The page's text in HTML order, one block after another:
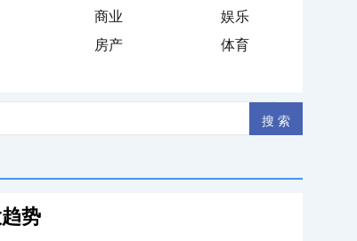
商业
娱乐
房产
体育
势